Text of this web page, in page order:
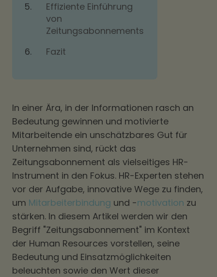
Effiziente Einführung
von
Zeitungsabonnements
Fazit
In einer Ära, in der Informationen rasch an
Bedeutung gewinnen und motivierte
Mitarbeitende ein unschätzbares Gut für
Unternehmen sind, rückt das
Zeitungsabonnement als vielseitiges HR-
Instrument in den Fokus. HR-Experten stehen
vor der Aufgabe, innovative Wege zu finden,
um Mitarbeiterbindung und -motivation zu
stärken. In diesem Artikel werden wir den
Begriff "Zeitungsabonnement" im Kontext
der Human Resources vorstellen, seine
Bedeutung und Einsatzmöglichkeiten
beleuchten sowie den Wert dieser